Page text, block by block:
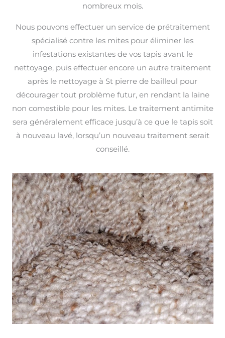
nombreux mois.
Nous pouvons effectuer un service de prétraitement
spécialisé contre les mites pour éliminer les
infestations existantes de vos tapis avant le
nettoyage, puis effectuer encore un autre traitement
après le nettoyage à St pierre de bailleul pour
décourager tout problème futur, en rendant la laine
non comestible pour les mites. Le traitement antimite
sera généralement efficace jusqu’à ce que le tapis soit
à nouveau lavé, lorsqu’un nouveau traitement serait
conseillé.